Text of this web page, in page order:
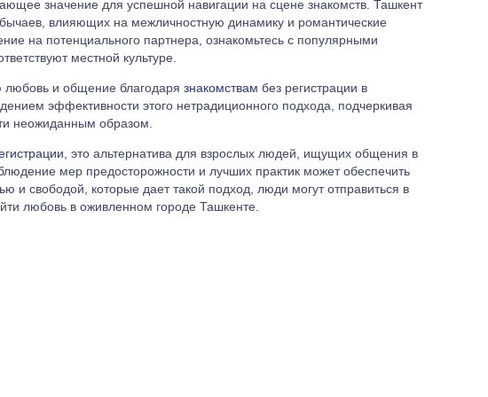
значение для успешной навигации на сцене знакомств. Ташкент
влияющих на межличностную динамику и романтические
на потенциального партнера, ознакомьтесь с популярными
местной культуре.
любовь и общение благодарязнакомствам без регистрации в
эффективности этого нетрадиционного подхода, подчеркивая
неожиданным образом.
, это альтернатива для взрослых людей, ищущих общения в
мер предосторожности и лучших практик может обеспечить
и свободой, которые дает такой подход, люди могут отправиться в
любовь в оживленном городе Ташкенте.